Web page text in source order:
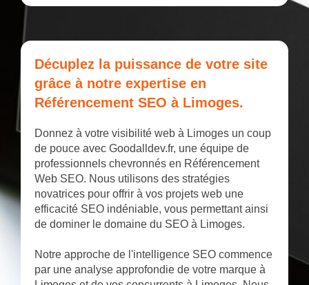
Décuplez la puissance de votre site
grâce à notre expertise en
Référencement SEO à Limoges.
Donnez à votre visibilité web à Limoges un coup
de pouce avec Goodalldev.fr, une équipe de
professionnels chevronnés en Référencement
Web SEO. Nous utilisons des stratégies
novatrices pour offrir à vos projets web une
efficacité SEO indéniable, vous permettant ainsi
de dominer le domaine du SEO à Limoges.
Notre approche de l'intelligence SEO commence
par une analyse approfondie de votre marque à